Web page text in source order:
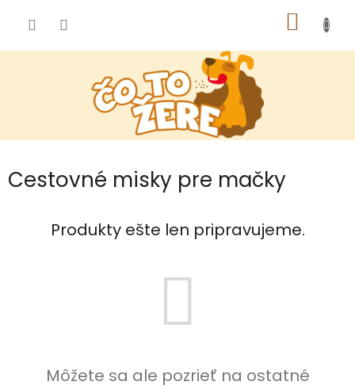
Cestovné misky pre mačky
Produkty ešte len pripravujeme.
Môžete sa ale pozrieť na ostatné